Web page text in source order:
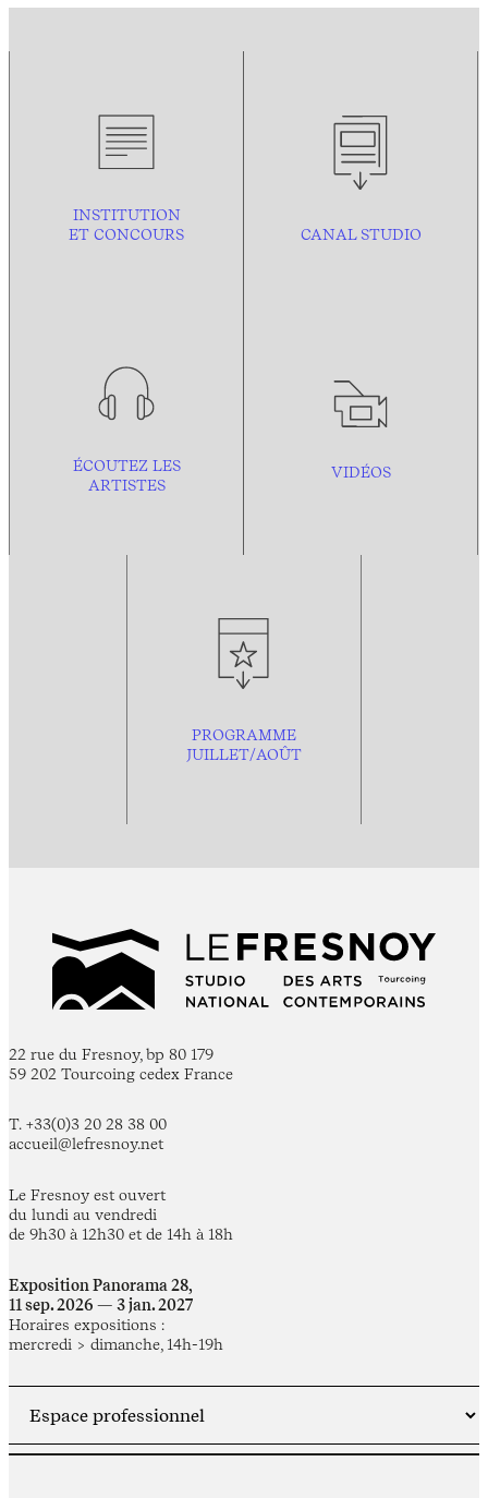
INSTITUTION
ET CONCOURS
CANAL STUDIO
ÉCOUTEZ LES
ARTISTES
VIDÉOS
PROGRAMME
JUILLET/AOÛT
22 rue du Fresnoy, bp 80 179
59 202 Tourcoing cedex France
T. +33(0)3 20 28 38 00
accueil@lefresnoy.net
Le Fresnoy est ouvert
du lundi au vendredi
de 9h30 à 12h30 et de 14h à 18h
Exposition Panorama 28,
11 sep. 2026 — 3 jan. 2027
Horaires expositions :
mercredi > dimanche, 14h-19h